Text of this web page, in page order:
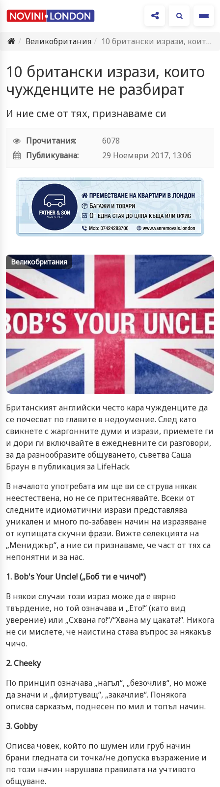
Великобритания
10 британски изрази, които чужденците не разбират
10 британски изрази, които
чужденците не разбират
И ние сме от тях, признаваме си
Прочитания:
6078
Публикувана:
29 Ноември 2017, 13:06
Великобритания
Британският английски често кара чужденците да
се почесват по главите в недоумение. След като
свикнете с жаргонните думи и изрази, приемете ги
и дори ги включвайте в ежедневните си разговори,
за да разнообразите общуването, съветва Саша
Браун в публикация за LifeHack.
В началото употребата им ще ви се струва някак
неестествена, но не се притеснявайте. Всеки от
следните идиоматични изрази представлява
уникален и много по-забавен начин на изразяване
от купищата скучни фрази. Вижте селекцията на
„Мениджър“, а ние си признаваме, че част от тях са
непонятни и за нас.
1. Bob's Your Uncle! („Боб ти е чичо!“)
В някои случаи този израз може да е вярно
твърдение, но той означава и „Ето!“ (като вид
уверение) или „Схвана го!“/“Хвана му цаката!“. Никога
не си мислете, че наистина става въпрос за някакъв
чичо.
2. Cheeky
По принцип означава „нагъл“, „безочлив“, но може
да значи и „флиртуващ“, „закачлив“. Понякога
описва сарказъм, поднесен по мил и топъл начин.
3. Gobby
Описва човек, който по шумен или груб начин
брани гледната си точка/не допуска възражение и
по този начин нарушава правилата на учтивото
общуване.